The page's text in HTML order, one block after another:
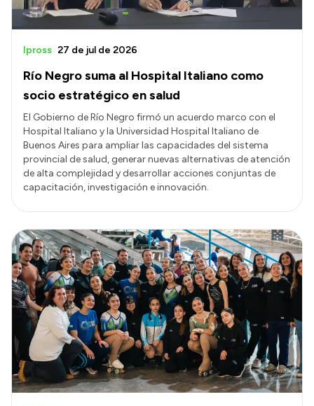
Río Negro suma al Hospital Italiano como
socio estratégico en salud
Ipross 27 de jul de 2026
El Gobierno de Río Negro firmó un acuerdo marco con el
Hospital Italiano y la Universidad Hospital Italiano de
Buenos Aires para ampliar las capacidades del sistema
provincial de salud, generar nuevas alternativas de atención
de alta complejidad y desarrollar acciones conjuntas de
capacitación, investigación e innovación.